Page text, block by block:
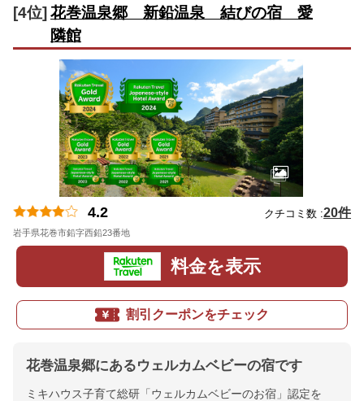
[4位] 花巻温泉郷 新鉛温泉 結びの宿 愛
隣館
4.2 クチコミ数 :20件
岩手県花巻市鉛字西鉛23番地
料金を表示
割引クーポンをチェック
花巻温泉郷にあるウェルカムベビーの宿です
ミキハウス子育て総研「ウェルカムベビーのお宿」認定を